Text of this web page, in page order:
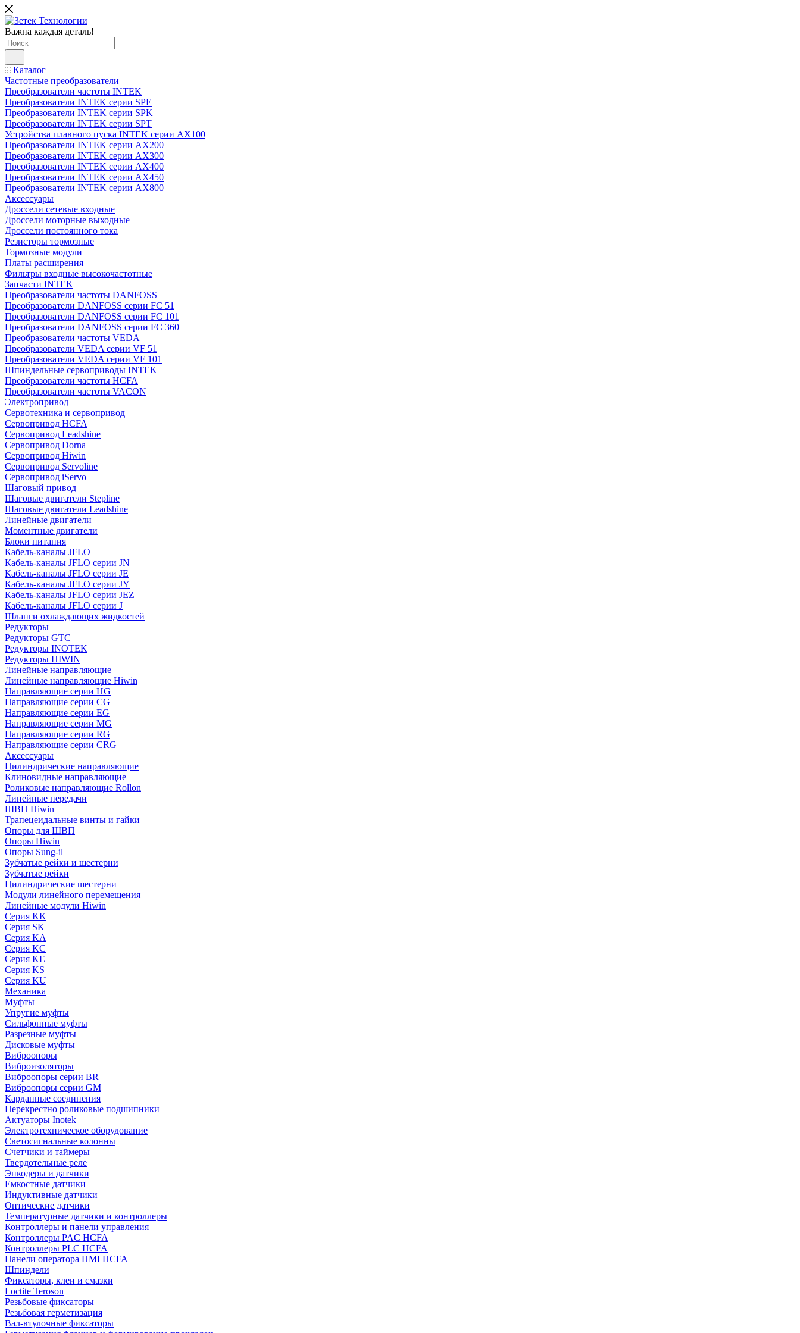
Важна каждая деталь!
Каталог
Частотные преобразователи
Преобразователи частоты INTEK
Преобразователи INTEK серии SPE
Преобразователи INTEK серии SPK
Преобразователи INTEK серии SPT
Устройства плавного пуска INTEK серии AX100
Преобразователи INTEK серии AX200
Преобразователи INTEK серии AX300
Преобразователи INTEK серии AX400
Преобразователи INTEK серии AX450
Преобразователи INTEK серии AX800
Аксессуары
Дроссели сетевые входные
Дроссели моторные выходные
Дроссели постоянного тока
Резисторы тормозные
Тормозные модули
Платы расширения
Фильтры входные высокочастотные
Запчасти INTEK
Преобразователи частоты DANFOSS
Преобразователи DANFOSS серии FC 51
Преобразователи DANFOSS серии FC 101
Преобразователи DANFOSS серии FC 360
Преобразователи частоты VEDA
Преобразователи VEDA серии VF 51
Преобразователи VEDA серии VF 101
Шпиндельные сервоприводы INTEK
Преобразователи частоты HCFA
Преобразователи частоты VACON
Электропривод
Сервотехника и сервопривод
Сервопривод HCFA
Сервопривод Leadshine
Сервопривод Dorna
Сервопривод Hiwin
Сервопривод Servoline
Сервопривод iServo
Шаговый привод
Шаговые двигатели Stepline
Шаговые двигатели Leadshine
Линейные двигатели
Моментные двигатели
Блоки питания
Кабель-каналы JFLO
Кабель-каналы JFLO серии JN
Кабель-каналы JFLO серии JE
Кабель-каналы JFLO серии JY
Кабель-каналы JFLO серии JEZ
Кабель-каналы JFLO серии J
Шланги охлаждающих жидкостей
Редукторы
Редукторы GTC
Редукторы INOTEK
Редукторы HIWIN
Линейные направляющие
Линейные направляющие Hiwin
Направляющие серии HG
Направляющие серии CG
Направляющие серии EG
Направляющие серии MG
Направляющие серии RG
Направляющие серии CRG
Аксессуары
Цилиндрические направляющие
Клиновидные направляющие
Роликовые направляющие Rollon
Линейные передачи
ШВП Hiwin
Трапецеидальные винты и гайки
Опоры для ШВП
Опоры Hiwin
Опоры Sung-il
Зубчатые рейки и шестерни
Зубчатые рейки
Цилиндрические шестерни
Модули линейного перемещения
Линейные модули Hiwin
Серия KK
Серия SK
Серия KA
Серия KC
Серия KE
Серия KS
Серия KU
Механика
Муфты
Упругие муфты
Сильфонные муфты
Разрезные муфты
Дисковые муфты
Виброопоры
Виброизоляторы
Виброопоры серии BR
Виброопоры серии GM
Карданные соединения
Перекрестно роликовые подшипники
Актуаторы Inotek
Электротехническое оборудование
Светосигнальные колонны
Счетчики и таймеры
Твердотельные реле
Энкодеры и датчики
Емкостные датчики
Индуктивные датчики
Оптические датчики
Температурные датчики и контроллеры
Контроллеры и панели управления
Контроллеры PAC HCFA
Контроллеры PLC HCFA
Панели оператора HMI HCFA
Шпиндели
Фиксаторы, клеи и смазки
Loctite Teroson
Резьбовые фиксаторы
Резьбовая герметизация
Вал-втулочные фиксаторы